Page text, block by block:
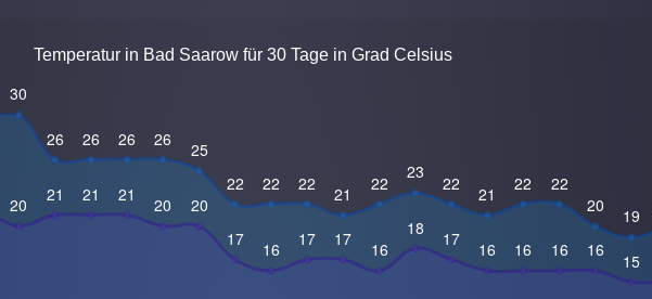
Temperatur in Bad Saarow für 30 Tage in Grad Celsius